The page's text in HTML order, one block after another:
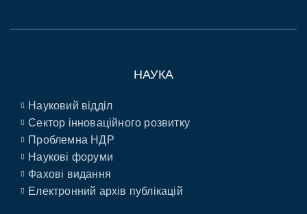
НАУКА
Науковий відділ
Сектор інноваційного розвитку
Проблемна НДР
Наукові форуми
Фахові видання
Електронний архів публікацій